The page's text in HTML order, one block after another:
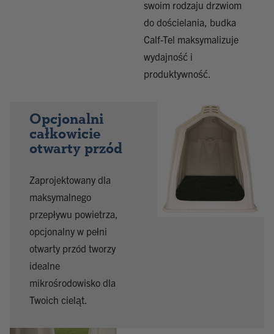
swoim rodzaju drzwiom
do dościelania, budka
Calf-Tel maksymalizuje
wydajność i
produktywność.
Opcjonalni
całkowicie
otwarty przód
Zaprojektowany dla
maksymalnego
przepływu powietrza,
opcjonalny w pełni
otwarty przód tworzy
idealne
mikrośrodowisko dla
Twoich cieląt.